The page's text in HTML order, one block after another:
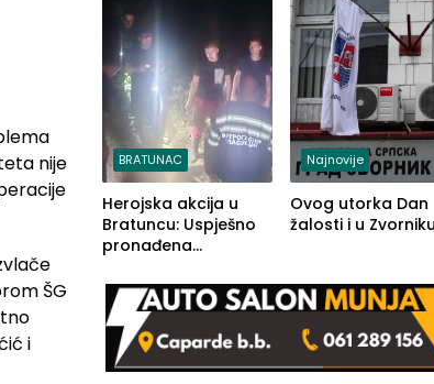
nije
ŠG
i
BRATUNAC
Herojska akcija u
Bratuncu: Uspješno
pronađena
a Ivanka Lazić,
rodom iz Kravice.
Najnovije
Ovog utorka Dan
žalosti i u Zvorniku